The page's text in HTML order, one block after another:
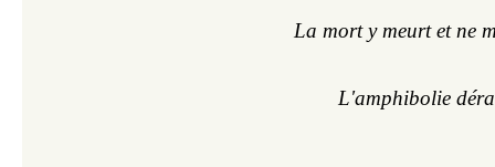
La mort y meurt et ne
L'amphibolie